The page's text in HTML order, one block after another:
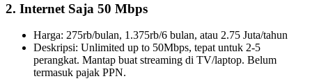
2. Internet Saja 50 Mbps
Harga: 275rb/bulan, 1.375rb/6 bulan, atau 2.75 Juta/tahun
Deskripsi: Unlimited up to 50Mbps, tepat untuk 2-5
perangkat. Mantap buat streaming di TV/laptop. Belum
termasuk pajak PPN.